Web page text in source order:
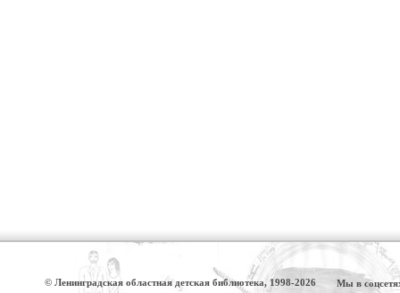
© Ленинградская областная детская библиотека, 1998-2026 Мы в